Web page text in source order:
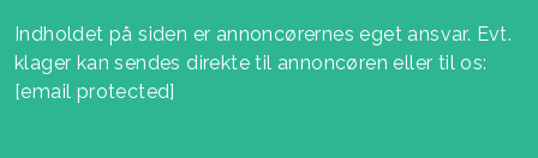
Indholdet på siden er annoncørernes eget ansvar. Evt.
klager kan sendes direkte til annoncøren eller til os:
[email protected]